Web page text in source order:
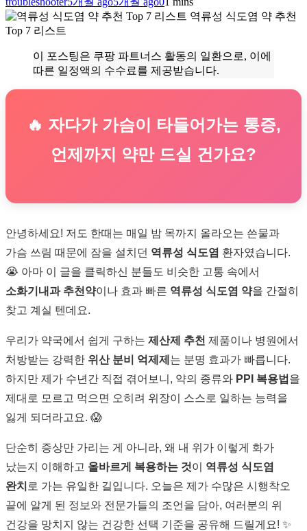
역류성 식도염 약 추천
Top 7 리스트
이 포스팅은 쿠팡 파트너스 활동의 일환으로, 이에
따른 일정액의 수수료를 제공받습니다.
🔥 자다가 가슴이 타들어가는 통증,
언제까지 약만 드실 건가요?
안녕하세요! 저도 한때는 매일 밤 목까지 올라오는 쓴물과
가슴 쓰림 때문에 잠을 설치던 역류성 식도염 환자였습니다.
😭 아마 이 글을 클릭하신 분들도 비슷한 고통 속에서
소화기내과 추천약이나 효과 빠른 역류성 식도염 약을 간절히
찾고 계실 텐데요.
우리가 약국에서 쉽게 구하는 제산제 추천 제품이나 병원에서
처방받는 강력한 위산 분비 억제제 는 분명 효과가 빠릅니다.
하지만 제가 수년간 직접 겪어보니, 약의 종류와 PPI 복용법 을
제대로 모르고 먹으면 오히려 위장이 스스로 일하는 능력을
잃게 되더라고요. 😱
단순히 증상만 가리는 게 아니라, 왜 내 위가 이렇게 화가
났는지 이해하고 올바르게 복용하는 것이 역류성 식도염
완치 로 가는 유일한 길입니다. 오늘은 제가 수많은 시행착오
끝에 알게 된 정보와 전문가들의 조언을 담아, 여러분의 위
건강을 망치지 않는 건강한 선택 기준을 공유해 드릴게요! ✨